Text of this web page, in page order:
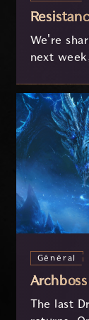
We're
next
on your
Général
The last